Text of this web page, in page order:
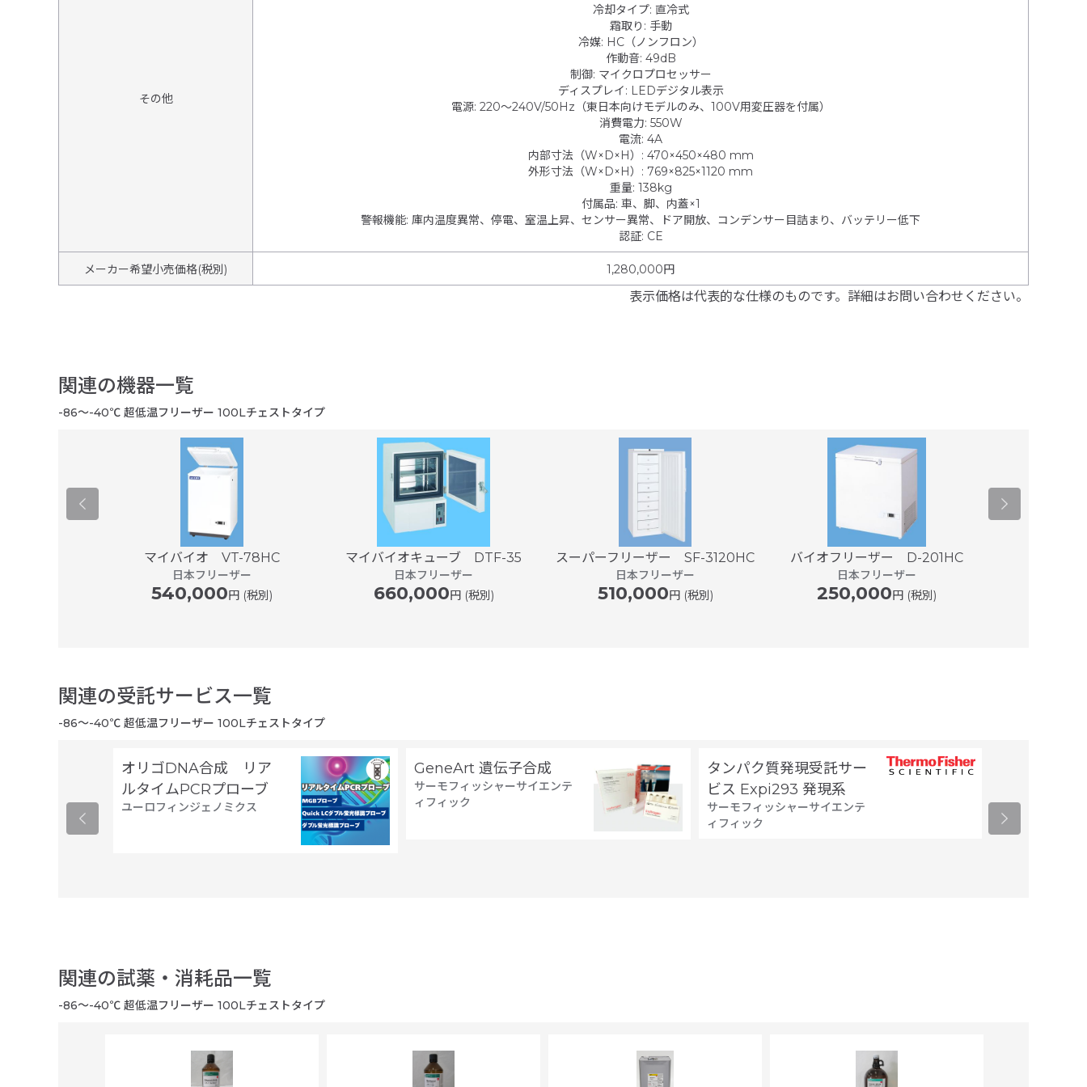
その他
冷却タイプ: 直冷式
霜取り : 手動
冷媒: HC（ノンフロン）
作動音: 49dB
制御: マイクロプロセッサー
ディスプレイ: LEDデジタル表示
電源: 220～240V/50Hz（東日本向けモデルのみ、100V用変圧器を付属）
消費電力: 550W
電流: 4A
内部寸法（W×D×H） : 470×450×480 mm
外形寸法（W×D×H） : 769×825×1120 mm
重量: 138kg
付属品: 車、脚、内蓋×1
警報機能: 庫内温度異常、停電、室温上昇、センサー異常、ドア開放、コンデンサー目詰まり、バッテリー低下
認証: CE
メーカー希望小売価格(税別) 1,280,000円
表示価格は代表的な仕様のものです。詳細はお問い合わせください。
関連の機器一覧
-86～-40℃ 超低温フリーザー 100Lチェストタイプ
マイバイオ VT-78HC
日本フリーザー
540,000円 (税別)
マイバイオキューブ DTF-35
日本フリーザー
660,000円 (税別)
スーパーフリーザー SF-3120HC
日本フリーザー
510,000円 (税別)
バイオフリーザー D-201HC
日本フリーザー
250,000円 (税別)
関連の受託サービス一覧
-86～-40℃ 超低温フリーザー 100Lチェストタイプ
オリゴDNA合成 リア
ルタイムPCRプローブ
ユーロフィンジェノミクス
GeneArt 遺伝子合成
サーモフィッシャーサイエンテ
ィフィック
タンパク質発現受託サー
ビス Expi293 発現系
サーモフィッシャーサイエンテ
ィフィック
関連の試薬・消耗品一覧
-86～-40℃ 超低温フリーザー 100Lチェストタイプ